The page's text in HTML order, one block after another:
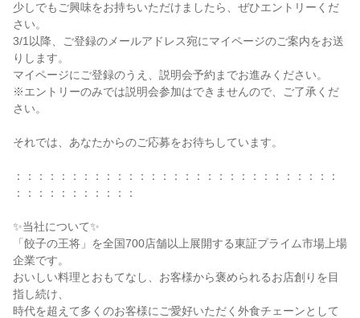
少しでもご興味をお持ちいただけましたら、ぜひエントリーくだ
さい。
3/1以降、ご登録のメールアドレス宛にマイページのご案内をお送
りします。
マイページにご登録のうえ、説明会予約までお進みください。
※エントリーのみでは説明会参加はできませんので、ご了承くだ
さい。
それでは、あなたからのご応募をお待ちしています。
：：：：：：：：：：：：：：：：：：：：：：：：：：：：：
：：：：：：：：：：：
✨当社について✨
「餃子の王将」を全国700店舗以上展開する東証プライム市場上場
企業です。
おいしい料理とおもてなし、お客様から褒められるお店創りを目
指し続け、
時代を超えて多くのお客様にご愛好いただく外食チェーンとして